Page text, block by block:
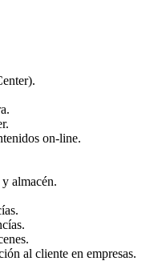
on-line.
almacén.
al cliente en empresas.